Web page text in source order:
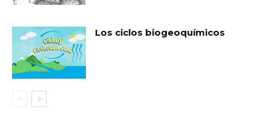
Los ciclos biogeoquímicos